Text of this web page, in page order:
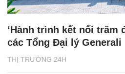
THỊ TRƯỜNG 24H
‘Hành trình kết nối trăm
các Tổng Đại lý Generali